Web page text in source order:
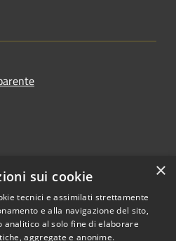
×
sui cookie
tecnici e assimilati strettamente
e alla navigazione del sito,
analitico al solo fine di elaborare
aggregate e anonime.